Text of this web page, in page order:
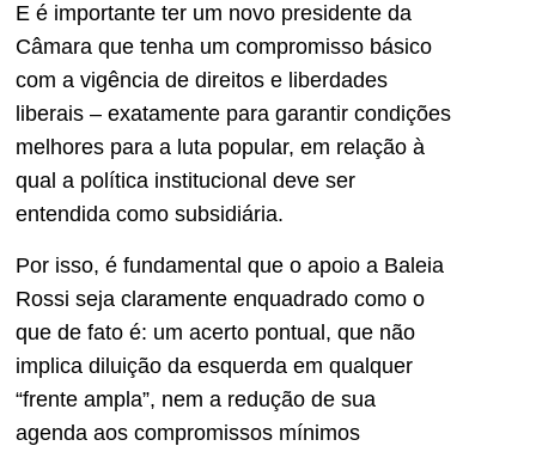
E é importante ter um novo presidente da
Câmara que tenha um compromisso básico
com a vigência de direitos e liberdades
liberais – exatamente para garantir condições
melhores para a luta popular, em relação à
qual a política institucional deve ser
entendida como subsidiária.
Por isso, é fundamental que o apoio a Baleia
Rossi seja claramente enquadrado como o
que de fato é: um acerto pontual, que não
implica diluição da esquerda em qualquer
“frente ampla”, nem a redução de sua
agenda aos compromissos mínimos